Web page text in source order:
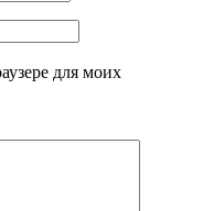
для моих